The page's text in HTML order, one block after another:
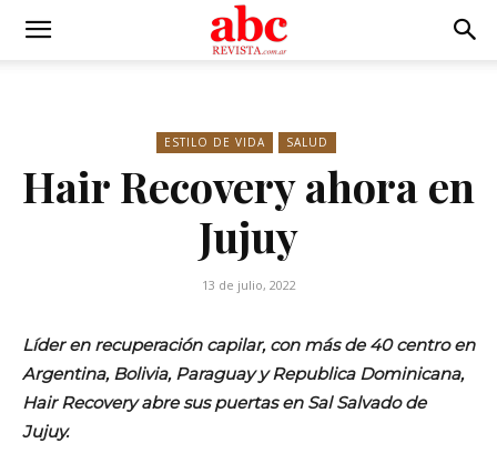
ESTILO DE VIDA SALUD
Hair Recovery ahora en
Jujuy
13 de julio, 2022
Líder en recuperación capilar, con más de 40 centro en
Argentina, Bolivia, Paraguay y Republica Dominicana,
Hair Recovery abre sus puertas en Sal Salvado de
Jujuy.